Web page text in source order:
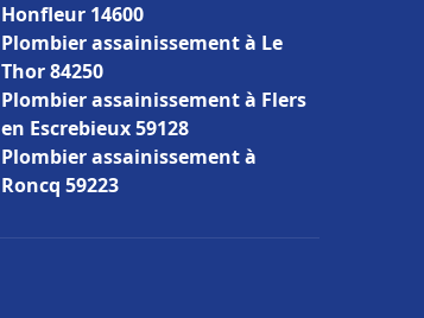
Honfleur 14600
Plombier assainissement à Le
Thor 84250
Plombier assainissement à Flers
en Escrebieux 59128
Plombier assainissement à
Roncq 59223